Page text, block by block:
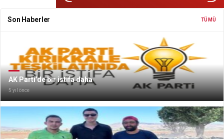
Son Haberler TÜMÜ
AK Parti’de bir istifa daha
5 yıl önce